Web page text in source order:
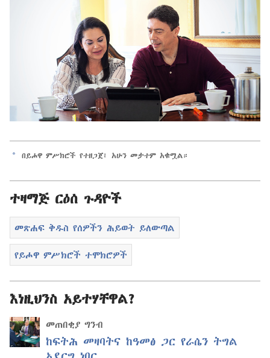
a በይሖዋ ምሥክሮች የተዘጋጀ፤ አሁን መታተም አቁሟል።
ተዛማጅ ርዕሰ ጉዳዮች
መጽሐፍ ቅዱስ የሰዎችን ሕይወት ይለውጣል
የይሖዋ ምሥክሮች ተሞክሮዎች
እነዚህንስ አይተሃቸዋል?
መጠበቂያ ግንብ
ከፍትሕ መዛባትና ከዓመፅ ጋር የራሴን ትግል